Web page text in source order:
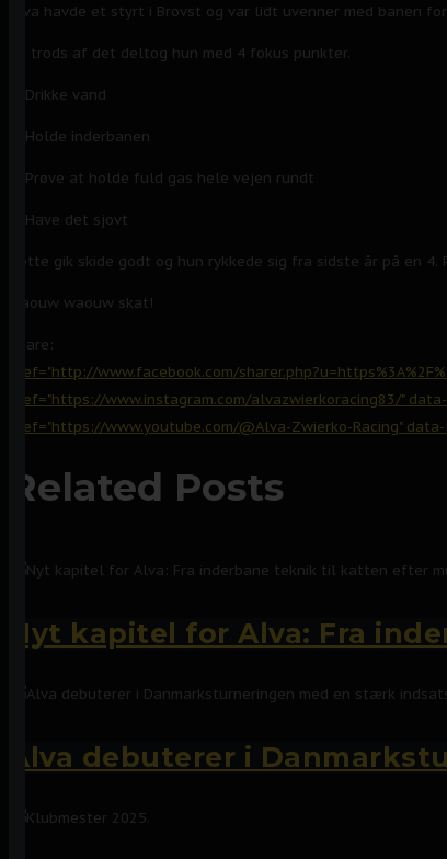
Alva havde et styrt i Brovst og var lidt uvenner med banen
trods af det deltog hun med 4 fokus punkter.
1. Drikke vand
2. Holde inderbanen
3. Prøve at holde fuld gas hele vejen rundt
4. Have det sjovt
Dette gik skide godt og hun rykkede sig fra sidste år på en 4.
Waouw waouw skat!
Share:
href="http://www.facebook.com/
href="https://www.instagram.com/alvazwierkoracing83/"
href="https://www.youtube.com/@Alva-Zwierko-Racing"
Related Posts
Nyt kapitel for Alva: Fra
Alva debuterer i